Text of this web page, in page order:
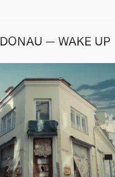
— WAKE UP